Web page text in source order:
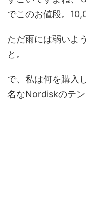
でこのお値段。
ただ雨には弱いよ
と。
で、私は何を購入
名なNordiskのテン